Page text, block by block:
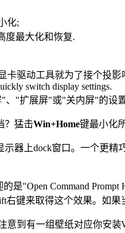
化;
度最大化和恢复.
卡驱动工具就为了接个投
、"扩展屏"或"关内屏"的设
？猛击Win+Home键最小化
器上dock窗口。一个更精
的是"Open Command
键来取得这个效果。如
到有一组壁纸对应你安装